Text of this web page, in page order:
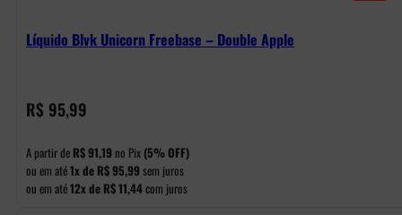
Líquido Blvk Unicorn Freebase – Double Apple
R$ 95,99
A partir de R$91,19 no Pix (5% OFF)
ou em até1x de R$95,99 sem juros
ou em até12x de R$11,44com juros